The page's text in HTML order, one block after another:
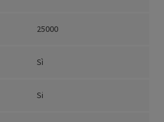
25000
Sì
Si